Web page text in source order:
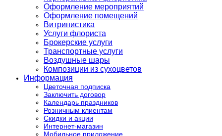
Оформление мероприятий
Оформление помещений
Витринистика
Услуги флориста
Брокерские услуги
Транспортные услуги
Воздушные шары
Композиции из сухоцветов
Информация
Цветочная подписка
Заключить договор
Календарь праздников
Розничным клиентам
Скидки и акции
Интернет-магазин
Мобильное приложение